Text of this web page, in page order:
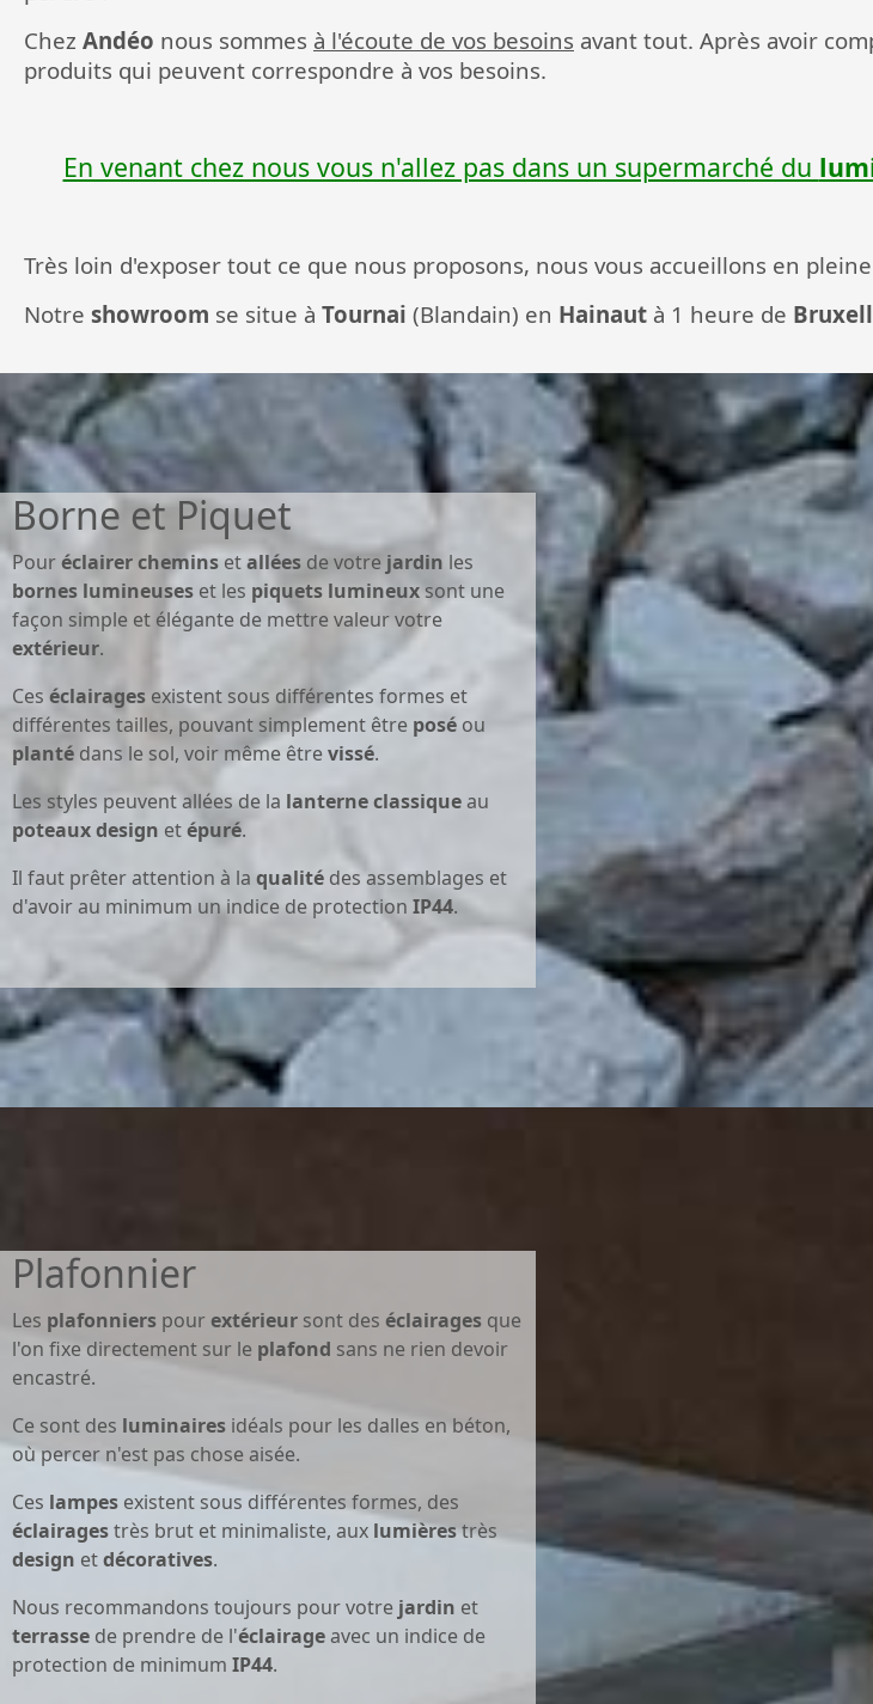
Chez Andéo nous sommes à l'écoute de vos besoins avant tout. Après avoir
produits qui peuvent correspondre à vos besoins.
En venant chez nous vous n'allez pas dans un supermarché du
Très loin d'exposer tout ce que nous proposons, nous vous accueillons en
Notre showroom se situe à Tournai (Blandain) en Hainaut à 1 heure de
Borne et Piquet
Pouréclairerchemins etallées de votre jardin les
bornes lumineuses et les piquets lumineuxsont une
façon simple et élégante de mettre valeur votre
extérieur.
Ces éclairages existent sous différentes formes et
différentes tailles, pouvant simplement être posé ou
planté dans le sol, voir même êtrevissé.
Les styles peuvent allées de la lanterneclassiqueau
poteauxdesign etépuré.
Il faut prêter attention à la qualité des assemblages et
d'avoir au minimum un indice de protection IP44.
Plafonnier
Les plafonniers pourextérieur sont des éclairages que
l'on fixe directement sur le plafond sans ne rien devoir
encastré.
Ce sont des luminaires idéals pour les dalles en béton,
où percer n'est pas chose aisée.
Ces lampes existent sous différentes formes, des
éclairagestrès brut et minimaliste, aux lumièrestrès
design etdécoratives.
Nous recommandons toujours pour votre jardin et
terrasse de prendre de l'éclairageavec un indice de
protection de minimum IP44.